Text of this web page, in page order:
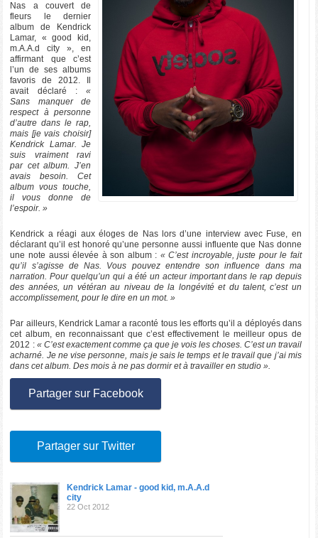
Nas a couvert de
fleurs le dernier
album de Kendrick
Lamar, « good kid,
m.A.A.d city », en
affirmant que c’est
l’un de ses albums
favoris de 2012. Il
avait déclaré : «
Sans manquer de
respect à personne
d’autre dans le rap,
mais [je vais choisir]
Kendrick Lamar. Je
suis vraiment ravi
par cet album. J’en
avais besoin. Cet
album vous touche,
il vous donne de
l’espoir. »
Kendrick a réagi aux éloges de Nas lors d’une interview avec Fuse, en
déclarant qu’il est honoré qu’une personne aussi influente que Nas donne
une note aussi élevée à son album : « C’est incroyable, juste pour le fait
qu’il s’agisse de Nas. Vous pouvez entendre son influence dans ma
narration. Pour quelqu’un qui a été un acteur important dans le rap depuis
des années, un vétéran au niveau de la longévité et du talent, c’est un
accomplissement, pour le dire en un mot. »
Par ailleurs, Kendrick Lamar a raconté tous les efforts qu’il a déployés dans
cet album, en reconnaissant que c’est effectivement le meilleur opus de
2012 : « C’est exactement comme ça que je vois les choses. C’est un travail
acharné. Je ne vise personne, mais je sais le temps et le travail que j’ai mis
dans cet album. Des mois à ne pas dormir et à travailler en studio ».
Partager sur Facebook
Partager sur Twitter
Kendrick Lamar - good kid, m.A.A.d
city
22 Oct 2012